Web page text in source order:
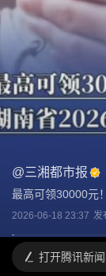
@三湘都市报
最高可领30000元
2026-06-18 23:37 发
打开腾讯新